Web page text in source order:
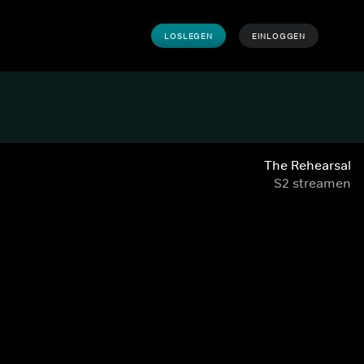
LOSLEGEN EINLOGGEN
The Rehearsal
S2 streamen